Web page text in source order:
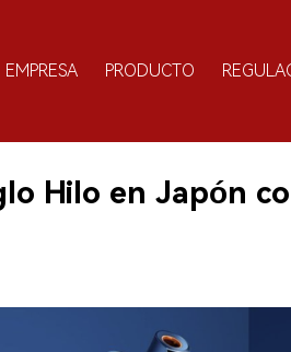
EMPRESA PRODUCTO
Hilo en Japón